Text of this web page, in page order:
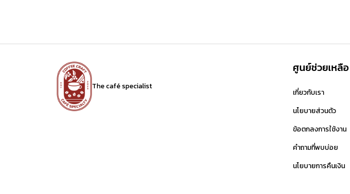
The café specialist
ศูนย์ช่วยเหลือ
เกี่ยวกับเรา
นโยบายส่วนตัว
ข้อตกลงการใช้งาน
คำถามที่พบบ่อย
นโยบายการคืนเงิน